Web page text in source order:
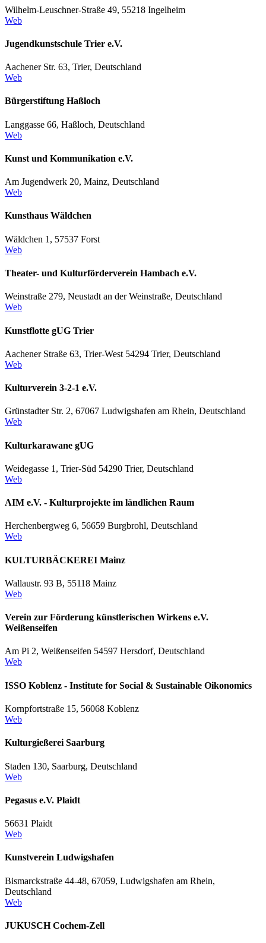
Wilhelm-Leuschner-Straße 49, 55218 Ingelheim
Web
Jugendkunstschule Trier e.V.
Aachener Str. 63, Trier, Deutschland
Web
Bürgerstiftung Haßloch
Langgasse 66, Haßloch, Deutschland
Web
Kunst und Kommunikation e.V.
Am Jugendwerk 20, Mainz, Deutschland
Web
Kunsthaus Wäldchen
Wäldchen 1, 57537 Forst
Web
Theater- und Kulturförderverein Hambach e.V.
Weinstraße 279, Neustadt an der Weinstraße, Deutschland
Web
Kunstflotte gUG Trier
Aachener Straße 63, Trier-West 54294 Trier, Deutschland
Web
Kulturverein 3-2-1 e.V.
Grünstadter Str. 2, 67067 Ludwigshafen am Rhein, Deutschland
Web
Kulturkarawane gUG
Weidegasse 1, Trier-Süd 54290 Trier, Deutschland
Web
AIM e.V. - Kulturprojekte im ländlichen Raum
Herchenbergweg 6, 56659 Burgbrohl, Deutschland
Web
KULTURBÄCKEREI Mainz
Wallaustr. 93 B, 55118 Mainz
Web
Verein zur Förderung künstlerischen Wirkens e.V.
Weißenseifen
Am Pi 2, Weißenseifen 54597 Hersdorf, Deutschland
Web
ISSO Koblenz - Institute for Social & Sustainable Oikonomics
Kornpfortstraße 15, 56068 Koblenz
Web
Kulturgießerei Saarburg
Staden 130, Saarburg, Deutschland
Web
Pegasus e.V. Plaidt
56631 Plaidt
Web
Kunstverein Ludwigshafen
Bismarckstraße 44-48, 67059, Ludwigshafen am Rhein,
Deutschland
Web
JUKUSCH Cochem-Zell